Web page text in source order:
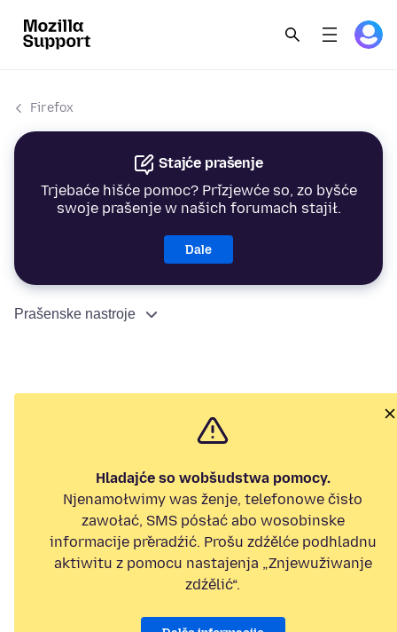
Firefox
Stajće prašenje
Trjebaće hišće pomoc? Přizjewće so, zo byšće
swoje prašenje w našich forumach stajił.
Dale
Prašenske nastroje
Hladajće so wobšudstwa pomocy.
Njenamołwimy was ženje, telefonowe čisło
zawołać, SMS pósłać abo wosobinske
informacije přeradźić. Prošu zdźělće podhladnu
aktiwitu z pomocu nastajenja „Znjewužiwanje
zdźělić“.